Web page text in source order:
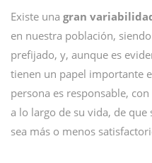
Existe una gran
en nuestra población,
prefijado, y, aunque es
tienen un papel importante
persona es responsable,
a lo largo de su vida, de
sea más o menos